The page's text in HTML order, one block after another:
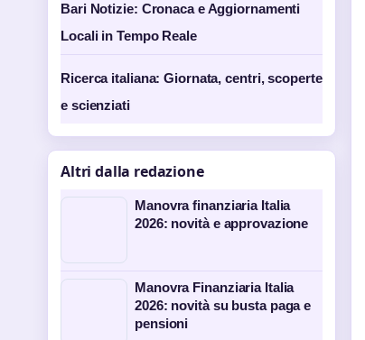
Bari Notizie: Cronaca e Aggiornamenti
Locali in Tempo Reale
Ricerca italiana: Giornata, centri, scoperte
e scienziati
Altri dalla redazione
Manovra finanziaria Italia
2026: novità e approvazione
Manovra Finanziaria Italia
2026: novità su busta paga e
pensioni